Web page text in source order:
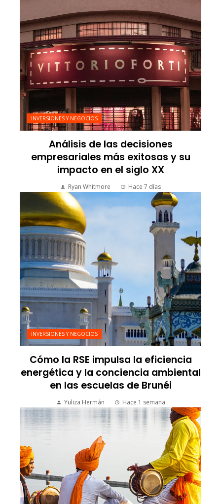
INVERSIONES Y NEGOCIOS
Análisis de las decisiones
empresariales más exitosas y su
impacto en el siglo XX
Ryan Whitmore Hace 7 días
INVERSIONES Y NEGOCIOS
Cómo la RSE impulsa la eficiencia
energética y la conciencia ambiental
en las escuelas de Brunéi
Yuliza Hermán Hace 1 semana